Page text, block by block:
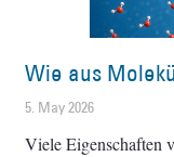
Wie aus
5. May 2026
Viele Eigenschaften